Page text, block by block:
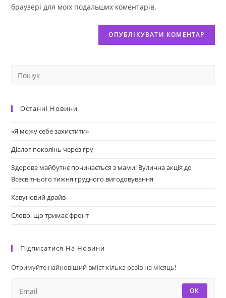
браузері для моїх подальших коментарів.
Останні Новини
«Я можу себе захистити»
Діалог поколінь через гру
Здорове майбутнє починається з мами: Вулична акція до
Всесвітнього тижня грудного вигодовування
Кавуновий драйв
Слово, що тримає фронт
Підписатися На Новини
Отримуйте найновіший вміст кілька разів на місяць!
ОК